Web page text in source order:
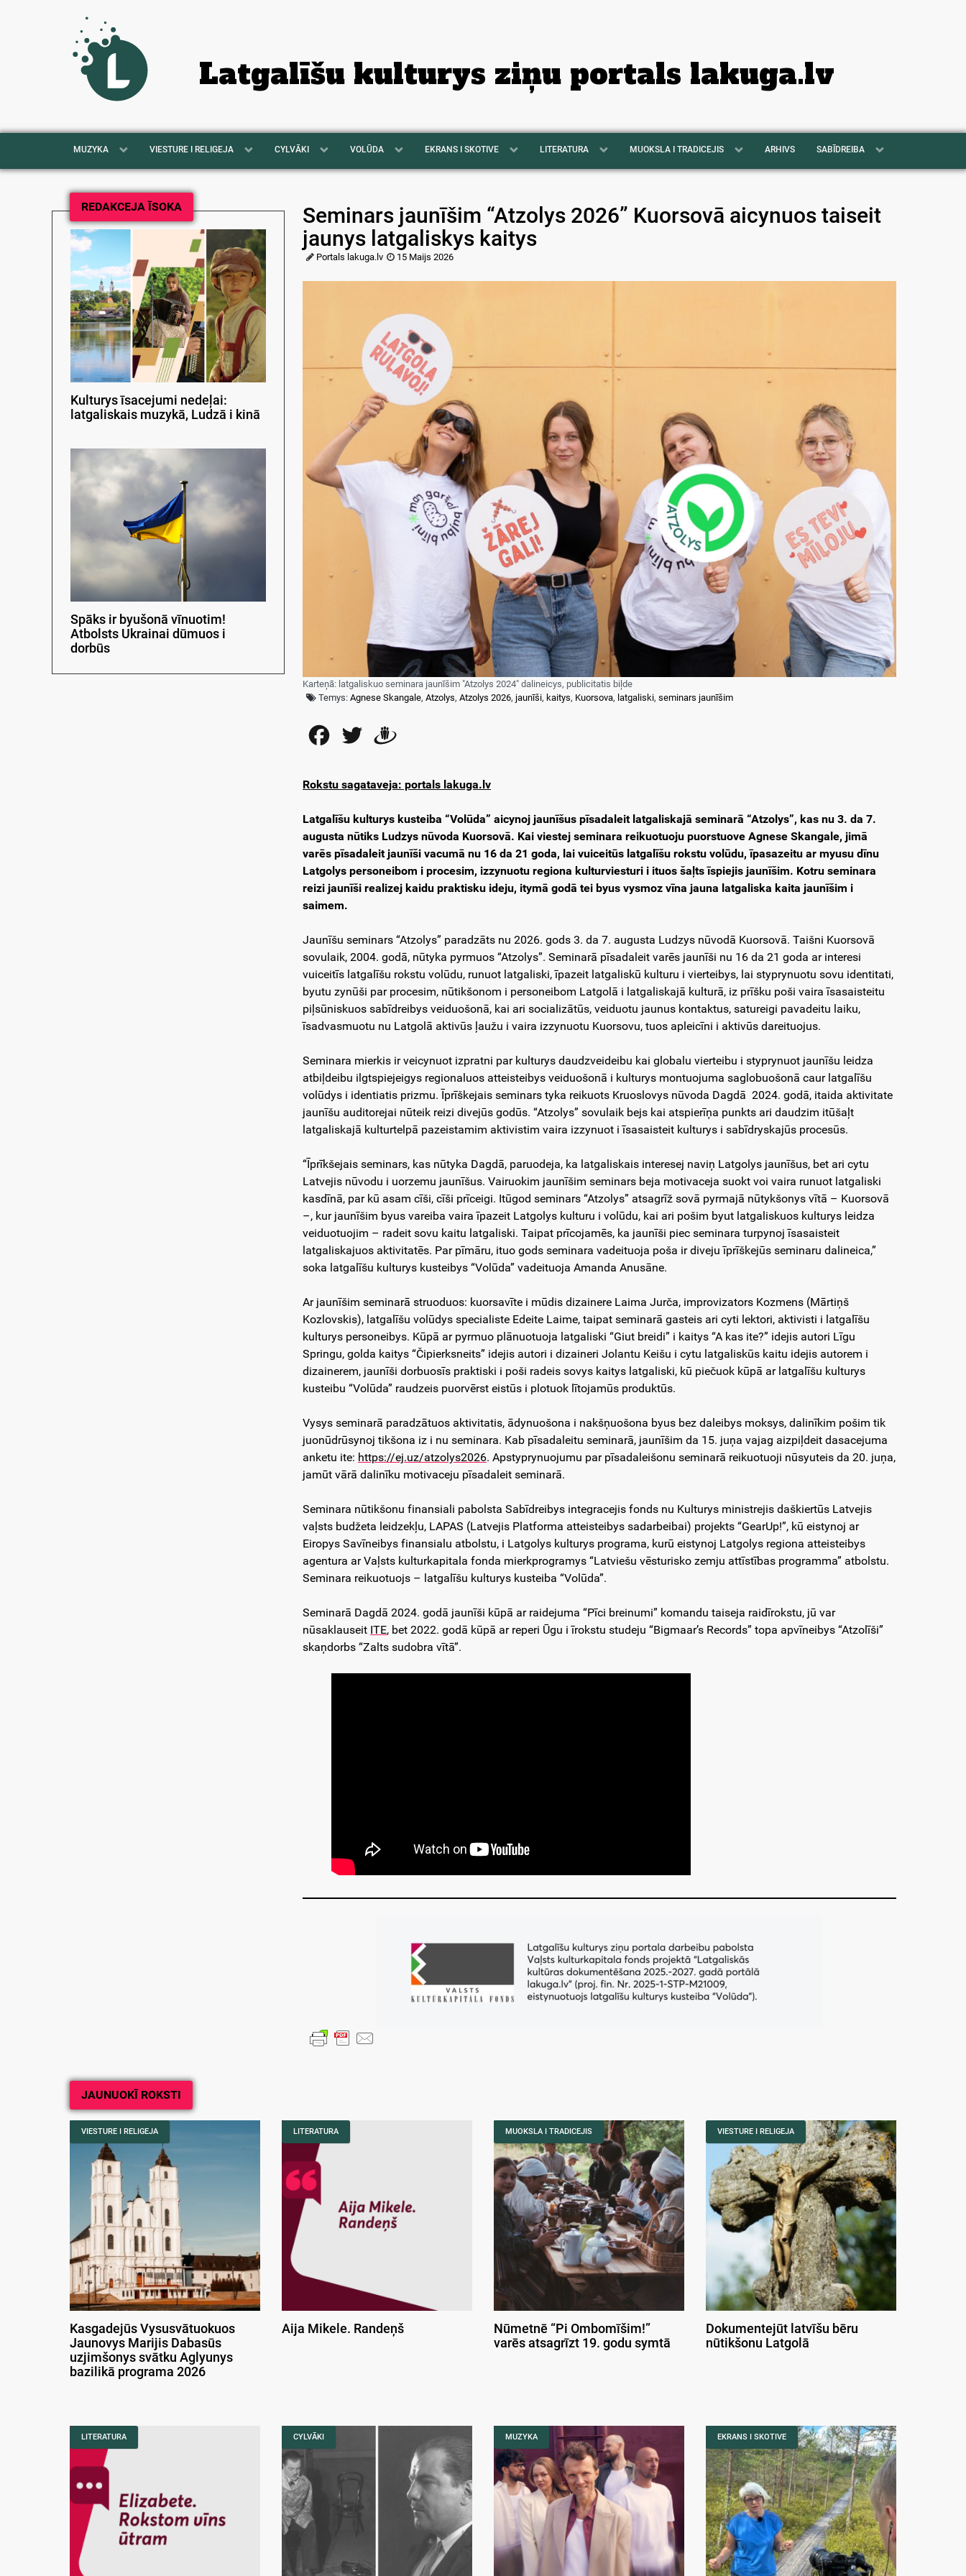
Latgalīšu kulturys ziņu portals lakuga.lv
MUZYKA VIESTURE I RELIGEJA CYLVĀKI VOLŪDA EKRANS I SKOTIVE LITERATURA MUOKSLA I TRADICEJIS ARHIVS SABĪDREIBA
REDAKCEJA ĪSOKA
Kulturys īsacejumi nedeļai:
latgaliskais muzykā, Ludzā i kinā
Spāks ir byušonā vīnuotim!
Atbolsts Ukrainai dūmuos i
dorbūs
Seminars jaunīšim “Atzolys 2026” Kuorsovā aicynuos taiseit
jaunys latgaliskys kaitys
Portals lakuga.lv 15 Maijs 2026
Karteņā: latgaliskuo seminara jaunīšim "Atzolys 2024" dalineicys, publicitatis biļde
Temys: Agnese Skangale, Atzolys, Atzolys 2026, jaunīši, kaitys, Kuorsova, latgaliski, seminars jaunīšim
FacebookTwitter
Rokstu sagataveja: portals lakuga.lv
Latgalīšu kulturys kusteiba “Volūda” aicynoj jaunīšus pīsadaleit latgaliskajā seminarā “Atzolys”, kas nu 3. da 7.
augusta nūtiks Ludzys nūvoda Kuorsovā. Kai viestej seminara reikuotuoju puorstuove Agnese Skangale, jimā
varēs pīsadaleit jaunīši vacumā nu 16 da 21 goda, lai vuiceitūs latgalīšu rokstu volūdu, īpasazeitu ar myusu dīnu
Latgolys personeibom i procesim, izzynuotu regiona kulturviesturi i ituos šaļts īspiejis jaunīšim. Kotru seminara
reizi jaunīši realizej kaidu praktisku ideju, itymā godā tei byus vysmoz vīna jauna latgaliska kaita jaunīšim i
saimem.
Jaunīšu seminars “Atzolys” paradzāts nu 2026. gods 3. da 7. augusta Ludzys nūvodā Kuorsovā. Taišni Kuorsovā
sovulaik, 2004. godā, nūtyka pyrmuos “Atzolys”. Seminarā pīsadaleit varēs jaunīši nu 16 da 21 goda ar interesi
vuiceitīs latgalīšu rokstu volūdu, runuot latgaliski, īpazeit latgaliskū kulturu i vierteibys, lai styprynuotu sovu identitati,
byutu zynūši par procesim, nūtikšonom i personeibom Latgolā i latgaliskajā kulturā, iz prīšku poši vaira īsasaisteitu
piļsūniskuos sabīdreibys veiduošonā, kai ari socializātūs, veiduotu jaunus kontaktus, satureigi pavadeitu laiku,
īsadvasmuotu nu Latgolā aktivūs ļaužu i vaira izzynuotu Kuorsovu, tuos apleicīni i aktivūs dareituojus.
Seminara mierkis ir veicynuot izpratni par kulturys daudzveideibu kai globalu vierteibu i styprynuot jaunīšu leidza
atbiļdeibu ilgtspiejeigys regionaluos atteisteibys veiduošonā i kulturys montuojuma saglobuošonā caur latgalīšu
volūdys i identiatis prizmu. Īprīškejais seminars tyka reikuots Kruoslovys nūvoda Dagdā 2024. godā, itaida aktivitate
jaunīšu auditorejai nūteik reizi divejūs godūs. “Atzolys” sovulaik bejs kai atspierīņa punkts ari daudzim itūšaļt
latgaliskajā kulturtelpā pazeistamim aktivistim vaira izzynuot i īsasaisteit kulturys i sabīdryskajūs procesūs.
“Īprīkšejais seminars, kas nūtyka Dagdā, paruodeja, ka latgaliskais interesej naviņ Latgolys jaunīšus, bet ari cytu
Latvejis nūvodu i uorzemu jaunīšus. Vairuokim jaunīšim seminars beja motivaceja suokt voi vaira runuot latgaliski
kasdīnā, par kū asam cīši, cīši prīceigi. Itūgod seminars “Atzolys” atsagrīž sovā pyrmajā nūtykšonys vītā – Kuorsovā
–, kur jaunīšim byus vareiba vaira īpazeit Latgolys kulturu i volūdu, kai ari pošim byut latgaliskuos kulturys leidza
veiduotuojim – radeit sovu kaitu latgaliski. Taipat prīcojamēs, ka jaunīši piec seminara turpynoj īsasaisteit
latgaliskajuos aktivitatēs. Par pīmāru, ituo gods seminara vadeituoja poša ir diveju īprīškejūs seminaru dalineica,”
soka latgalīšu kulturys kusteibys “Volūda” vadeituoja Amanda Anusāne.
Ar jaunīšim seminarā struoduos: kuorsavīte i mūdis dizainere Laima Jurča, improvizators Kozmens (Mārtiņš
Kozlovskis), latgalīšu volūdys specialiste Edeite Laime, taipat seminarā gasteis ari cyti lektori, aktivisti i latgalīšu
kulturys personeibys. Kūpā ar pyrmuo plānuotuoja latgaliski “Giut breidi” i kaitys “A kas ite?” idejis autori Līgu
Springu, golda kaitys “Čipierksneits” idejis autori i dizaineri Jolantu Keišu i cytu latgaliskūs kaitu idejis autorem i
dizainerem, jaunīši dorbuosīs praktiski i poši radeis sovys kaitys latgaliski, kū piečuok kūpā ar latgalīšu kulturys
kusteibu “Volūda” raudzeis puorvērst eistūs i plotuok lītojamūs produktūs.
Vysys seminarā paradzātuos aktivitatis, ādynuošona i nakšņuošona byus bez daleibys moksys, dalinīkim pošim tik
juonūdrūsynoj tikšona iz i nu seminara. Kab pīsadaleitu seminarā, jaunīšim da 15. juņa vajag aizpiļdeit dasacejuma
anketu ite: https://ej.uz/atzolys2026. Apstyprynuojumu par pīsadaleišonu seminarā reikuotuoji nūsyuteis da 20. juņa,
jamūt vārā dalinīku motivaceju pīsadaleit seminarā.
Seminara nūtikšonu finansiali pabolsta Sabīdreibys integracejis fonds nu Kulturys ministrejis daškiertūs Latvejis
vaļsts budžeta leidzekļu, LAPAS (Latvejis Platforma atteisteibys sadarbeibai) projekts “GearUp!”, kū eistynoj ar
Eiropys Savīneibys finansialu atbolstu, i Latgolys kulturys programa, kurū eistynoj Latgolys regiona atteisteibys
agentura ar Vaļsts kulturkapitala fonda mierkprogramys “Latviešu vēsturisko zemju attīstības programma” atbolstu.
Seminara reikuotuojs – latgalīšu kulturys kusteiba “Volūda”.
Seminarā Dagdā 2024. godā jaunīši kūpā ar raidejuma “Pīci breinumi” komandu taiseja raidīrokstu, jū var
nūsaklauseit ITE, bet 2022. godā kūpā ar reperi Ūgu i īrokstu studeju “Bigmaar’s Records” topa apvīneibys “Atzolīši”
skaņdorbs “Zalts sudobra vītā”.
JAUNUOKĪ ROKSTI
VIESTURE I RELIGEJA
Kasgadejūs Vysusvātuokuos
Jaunovys Marijis Dabasūs
uzjimšonys svātku Aglyunys
bazilikā programa 2026
LITERATURA
Aija Mikele. Randeņš
MUOKSLA I TRADICEJIS
Nūmetnē “Pi Ombomīšim!”
varēs atsagrīzt 19. godu symtā
VIESTURE I RELIGEJA
Dokumentejūt latvīšu bēru
nūtikšonu Latgolā
LITERATURA CYLVĀKI MUZYKA EKRANS I SKOTIVE